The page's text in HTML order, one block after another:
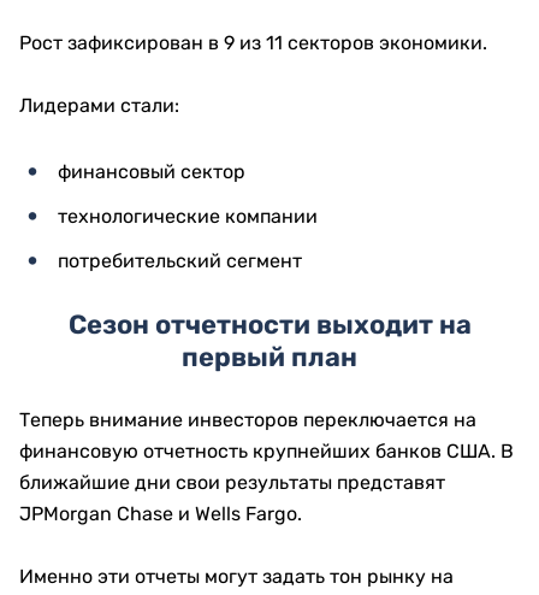
Рост зафиксирован в 9 из 11 секторов экономики.
Лидерами стали:
финансовый сектор
технологические компании
потребительский сегмент
Сезон отчетности выходит на
первый план
Теперь внимание инвесторов переключается на
финансовую отчетность крупнейших банков США. В
ближайшие дни свои результаты представят
JPMorgan Chase и Wells Fargo.
Именно эти отчеты могут задать тон рынку на